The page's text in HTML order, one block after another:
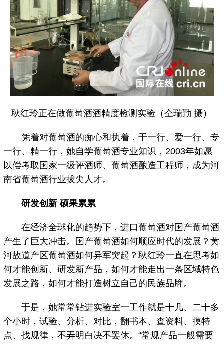
耿红玲正在做葡萄酒酒精度检测实验（仝瑞勤 摄）
凭着对葡萄酒的痴心和执着，干一行、爱一行、专
一行、精一行，她自学葡萄酒专业知识，2003年如愿
以偿考取国家一级评酒师、葡萄酒酿造工程师，成为河
南省葡萄酒行业拔尖人才。
研发创新 硕果累累
在经济全球化的趋势下，进口葡萄酒对国产葡萄酒
产生了巨大冲击。国产葡萄酒如何顺应时代的发展？黄
河故道产区葡萄酒如何异军突起？耿红玲一直在思考如
何才能创新、研发新产品，如何才能走出一条区域特色
发展之路，如何才能打造树立自己的民族品牌。
于是，她常常钻进实验室一工作就是十几、二十多
个小时，试验、分析、对比，翻书本、查资料、摸特
点、找规律，不弄明白决不罢休。“常规产品一般需要